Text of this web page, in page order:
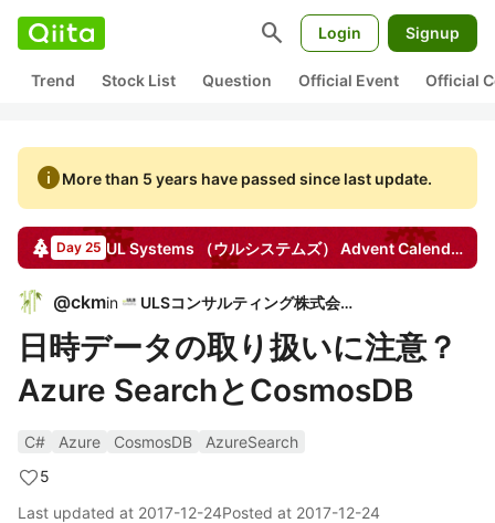
search Login Signup
Trend Stock List Question Official Event Official
infoMore than 5 years have passed since last update.
Day 25 UL Systems （ウルシステムズ） Advent Calendar
@ckmin ULSコンサルティング株式会社
日時データの取り扱いに注意？
Azure SearchとCosmosDB
C# Azure CosmosDB
AzureSearch
5
Last updated at 2017-12-24Posted at 2017-12-24